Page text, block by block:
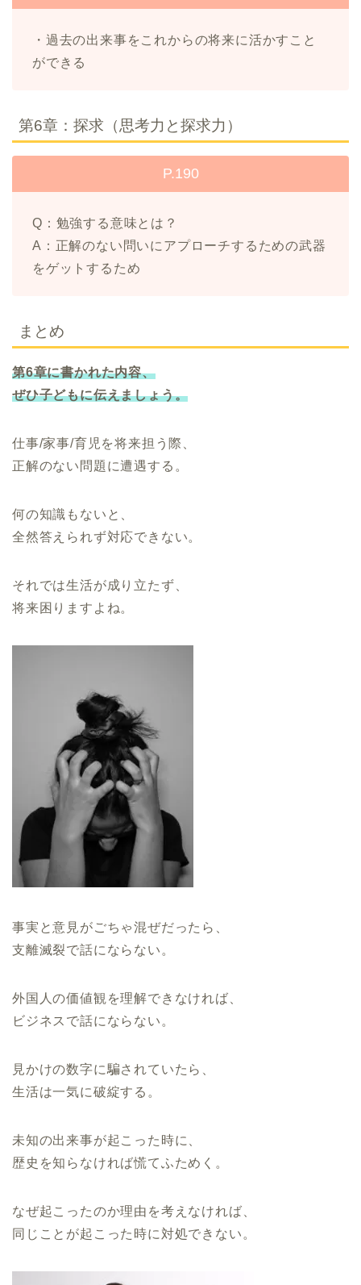
・過去の出来事をこれからの将来に活かすこと
ができる
第6章：探求（思考力と探求力）
P.190
Q：勉強する意味とは？
A：正解のない問いにアプローチするための武器
をゲットするため
まとめ
第6章に書かれた内容、
ぜひ子どもに伝えましょう。
仕事/家事/育児を将来担う際、
正解のない問題に遭遇する。
何の知識もないと、
全然答えられず対応できない。
それでは生活が成り立たず、
将来困りますよね。
事実と意見がごちゃ混ぜだったら、
支離滅裂で話にならない。
外国人の価値観を理解できなければ、
ビジネスで話にならない。
見かけの数字に騙されていたら、
生活は一気に破綻する。
未知の出来事が起こった時に、
歴史を知らなければ慌てふためく。
なぜ起こったのか理由を考えなければ、
同じことが起こった時に対処できない。